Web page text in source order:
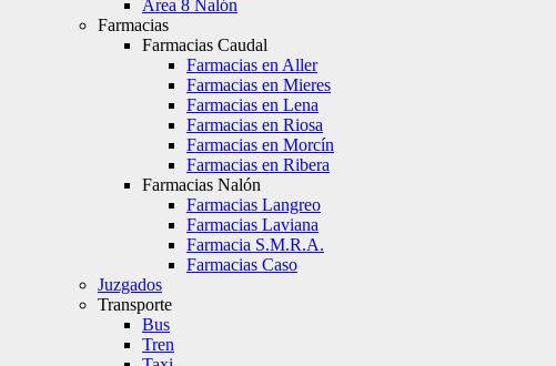
Área 8 Nalón
Farmacias
Farmacias Caudal
Farmacias en Aller
Farmacias en Mieres
Farmacias en Lena
Farmacias en Riosa
Farmacias en Morcín
Farmacias en Ribera
Farmacias Nalón
Farmacias Langreo
Farmacias Laviana
Farmacia S.M.R.A.
Farmacias Caso
Juzgados
Transporte
Bus
Tren